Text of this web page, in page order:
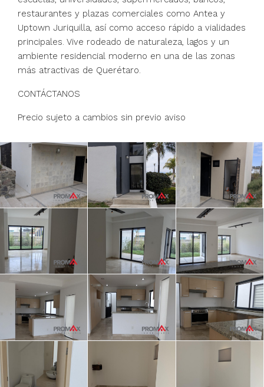
restaurantes y plazas comerciales como Antea y
Uptown Juriquilla, así como acceso rápido a vialidades
principales. Vive rodeado de naturaleza, lagos y un
ambiente residencial moderno en una de las zonas
más atractivas de Querétaro.
CONTÁCTANOS
Precio sujeto a cambios sin previo aviso